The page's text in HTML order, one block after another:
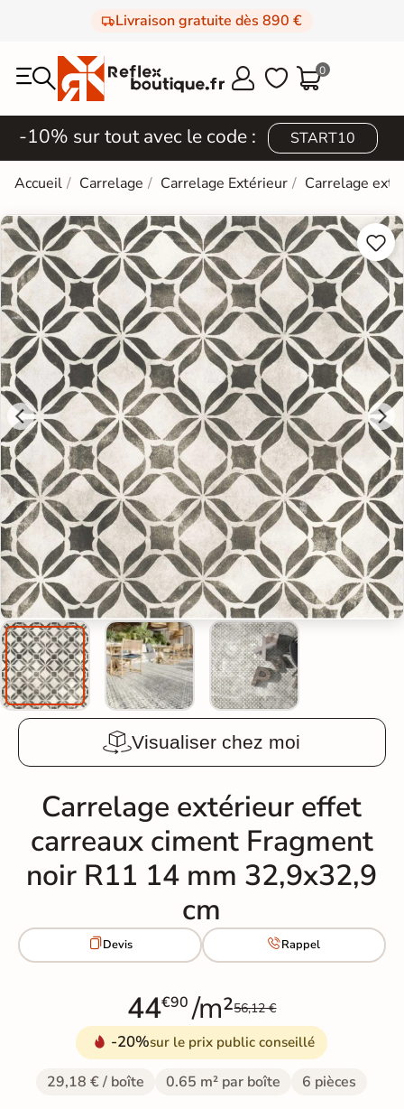
Livraison gratuite dès 890 €
  0
-10% sur tout avec le code : START10
Accueil Carrelage Carrelage Extérieur Carrelage


Visualiser chez moi
Carrelage extérieur effet
carreaux ciment Fragment
noir R11 14 mm 32,9x32,9
cm
Devis Rappel
44€90 /m²56,12 €
-20%sur le prix public conseillé
29,18 € / boîte 0.65 m² par boîte 6 pièces